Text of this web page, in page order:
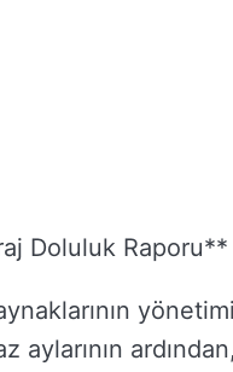
Doluluk Raporu**
aylarının